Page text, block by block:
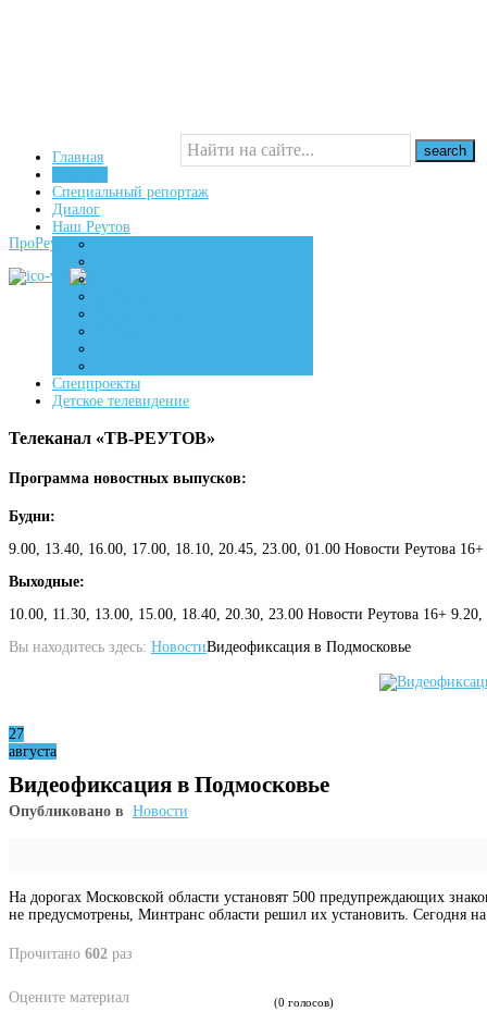
16+
ПроРеутов
Главная
Специальный репортаж
Диалог
Наш Реутов
Спецпроекты
Детское телевидение
Телеканал «ТВ-РЕУТОВ»
Программа новостных выпусков:
Будни:
9.00, 13.40, 16.00, 17.00, 18.10, 20.45, 23.00, 01.00 Новости Реутова
Выходные:
10.00, 11.30, 13.00, 15.00, 18.40, 20.30, 23.00 Новости Реутова 16+
Вы находитесь здесь: НовостиВидеофиксация в Подмосковье
27
августа
Видеофиксация в Подмосковье
Опубликовано в Новости
На дорогах Московской области установят 500 предупреждающих
не предусмотрены, Минтранс области решил их установить. Сегодня
Прочитано 602 раз
Оцените материал (0 голосов)